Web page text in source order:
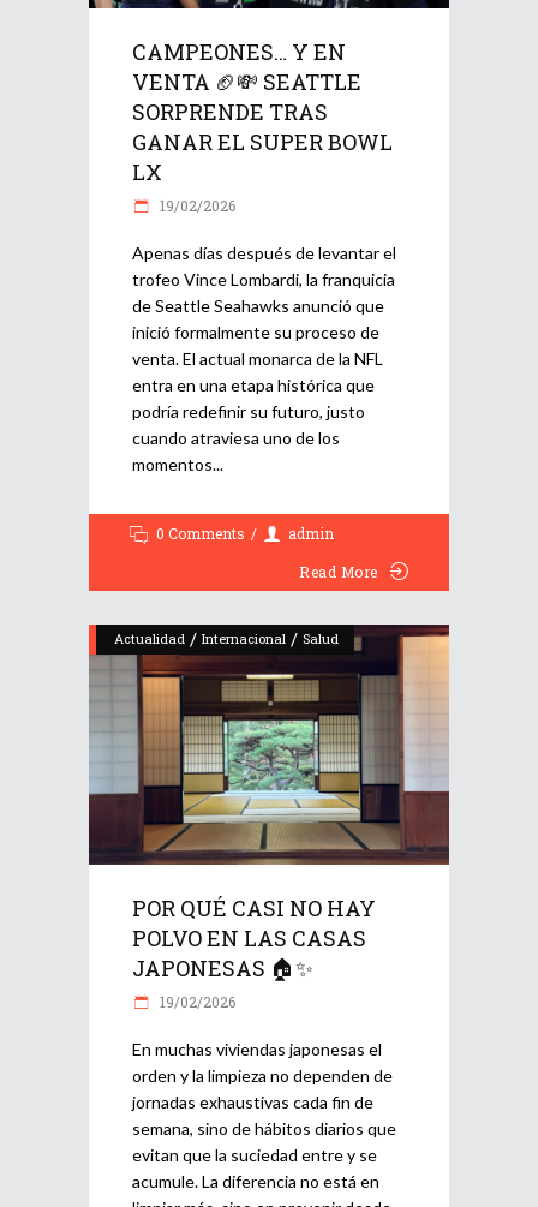
CAMPEONES… Y EN
VENTA 🏈💸 SEATTLE
SORPRENDE TRAS
GANAR EL SUPER BOWL
LX
19/02/2026
Apenas días después de levantar el
trofeo Vince Lombardi, la franquicia
de Seattle Seahawks anunció que
inició formalmente su proceso de
venta. El actual monarca de la NFL
entra en una etapa histórica que
podría redefinir su futuro, justo
cuando atraviesa uno de los
momentos
0 Comments
admin
Read More
Actualidad / Internacional / Salud
POR QUÉ CASI NO HAY
POLVO EN LAS CASAS
JAPONESAS 🏠✨
19/02/2026
En muchas viviendas japonesas el
orden y la limpieza no dependen de
jornadas exhaustivas cada fin de
semana, sino de hábitos diarios que
evitan que la suciedad entre y se
acumule. La diferencia no está en